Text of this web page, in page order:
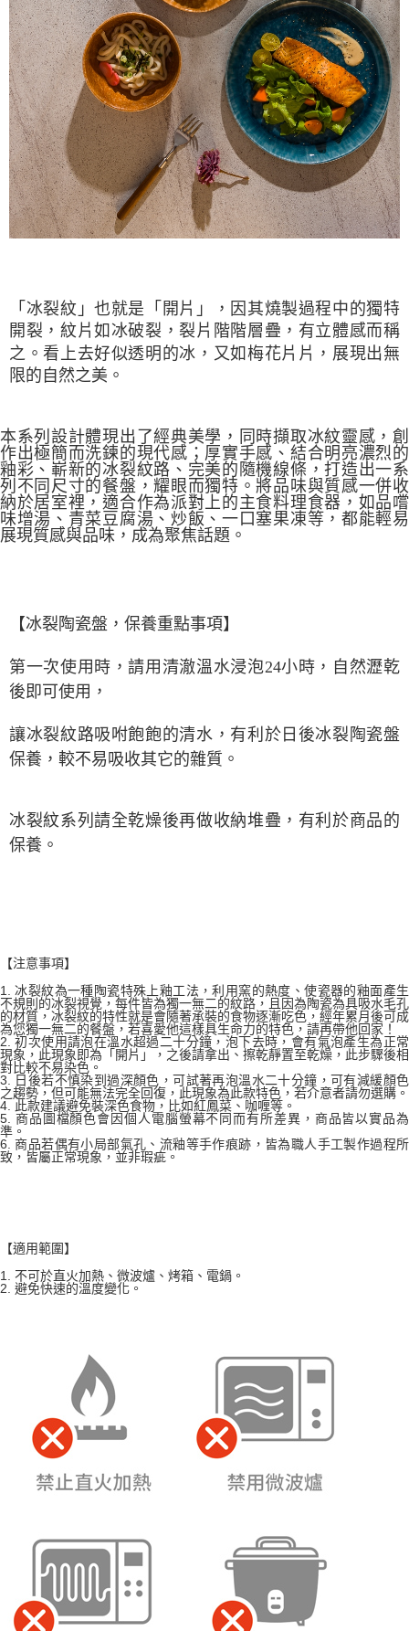
「冰裂紋」也就是「開片」，因其燒製過程中的獨特
開裂，紋片如冰破裂，裂片階階層疊，有立體感而稱
之。看上去好似透明的冰，又如梅花片片，展現出無
限的自然之美。
本系列設計體現出了經典美學，同時擷取冰紋靈感，創
作出極簡而洗鍊的現代感；厚實手感、結合明亮濃烈的
釉彩、嶄新的冰裂紋路、完美的隨機線條，打造出一系
列不同尺寸的餐盤，耀眼而獨特。將品味與質感一併收
納於居室裡，適合作為派對上的主食料理食器，如品嚐
味增湯、青菜豆腐湯、炒飯、一口塞果凍等，都能輕易
展現質感與品味，成為聚焦話題。
【冰裂陶瓷盤，保養重點事項】
第一次使用時，請用清澈溫水浸泡24小時，自然瀝乾
後即可使用，
讓冰裂紋路吸咐飽飽的清水， 有利於日後冰裂陶瓷盤
保養， 較不易吸收其它的雜質。
冰裂紋系列請全乾燥後再做收納堆疊，有利於商品的
保養。
【注意事項】
1. 冰裂紋為一種陶瓷特殊上釉工法，利用窯的熱度、使瓷器的釉面產生
不規則的冰裂視覺，每件皆為獨一無二的紋路，且因為陶瓷為具吸水毛孔
的材質，冰裂紋的特性就是會隨著承裝的食物逐漸吃色，經年累月後可成
為您獨一無二的餐盤，若喜愛他這樣具生命力的特色，請再帶他回家！
2. 初次使用請泡在溫水超過二十分鐘，泡下去時，會有氣泡產生為正常
現象，此現象即為「開片」，之後請拿出、擦乾靜置至乾燥，此步驟後相
對比較不易染色。
3. 日後若不慎染到過深顏色，可試著再泡溫水二十分鐘，可有減緩顏色
之趨勢，但可能無法完全回復，此現象為此款特色，若介意者請勿選購。
4. 此款建議避免裝深色食物，比如紅鳳菜、咖喱等。
5. 商品圖檔顏色會因個人電腦螢幕不同而有所差異，商品皆以實品為
準。
6. 商品若偶有小局部氣孔、流釉等手作痕跡，皆為職人手工製作過程所
致，皆屬正常現象，並非瑕疵。
【適用範圍】
1. 不可於直火加熱、微波爐、烤箱、電鍋。
2. 避免快速的溫度變化。